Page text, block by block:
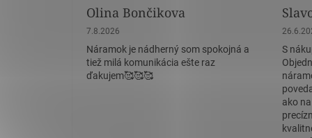
Olina Bončikova
Hodnotenie obchodu je 5 z 5 hviezdičiek.
7.8.2026
Náramok je nádherný som spokojná a
tiež milá komunikácia ešte raz
ďakujem🥰🥰🥰
S
ako